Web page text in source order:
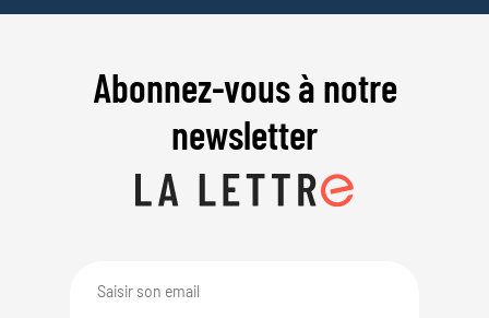
Abonnez-vous à notre
newsletter